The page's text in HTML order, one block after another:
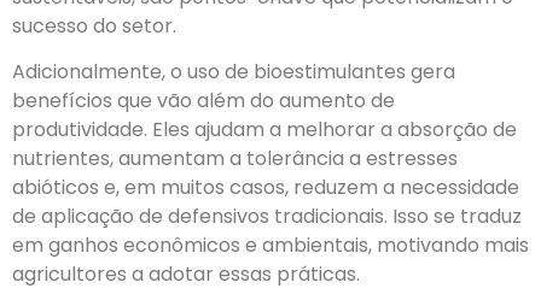
sucesso do setor.
Adicionalmente, o uso de bioestimulantes gera
benefícios que vão além do aumento de
produtividade. Eles ajudam a melhorar a absorção de
nutrientes, aumentam a tolerância a estresses
abióticos e, em muitos casos, reduzem a necessidade
de aplicação de defensivos tradicionais. Isso se traduz
em ganhos econômicos e ambientais, motivando mais
agricultores a adotar essas práticas.